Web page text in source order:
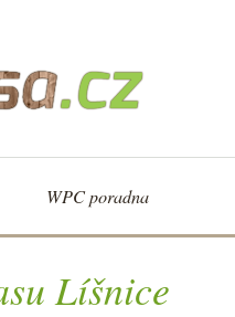
WPC poradna
Líšnice